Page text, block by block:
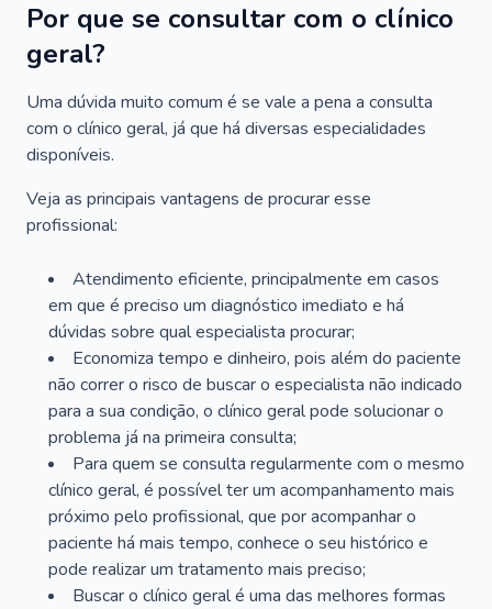
Por que se consultar com o clínico
geral?
Uma dúvida muito comum é se vale a pena a consulta
com o clínico geral, já que há diversas especialidades
disponíveis.
Veja as principais vantagens de procurar esse
profissional:
Atendimento eficiente, principalmente em casos
em que é preciso um diagnóstico imediato e há
dúvidas sobre qual especialista procurar;
Economiza tempo e dinheiro, pois além do paciente
não correr o risco de buscar o especialista não indicado
para a sua condição, o clínico geral pode solucionar o
problema já na primeira consulta;
Para quem se consulta regularmente com o mesmo
clínico geral, é possível ter um acompanhamento mais
próximo pelo profissional, que por acompanhar o
paciente há mais tempo, conhece o seu histórico e
pode realizar um tratamento mais preciso;
Buscar o clínico geral é uma das melhores formas